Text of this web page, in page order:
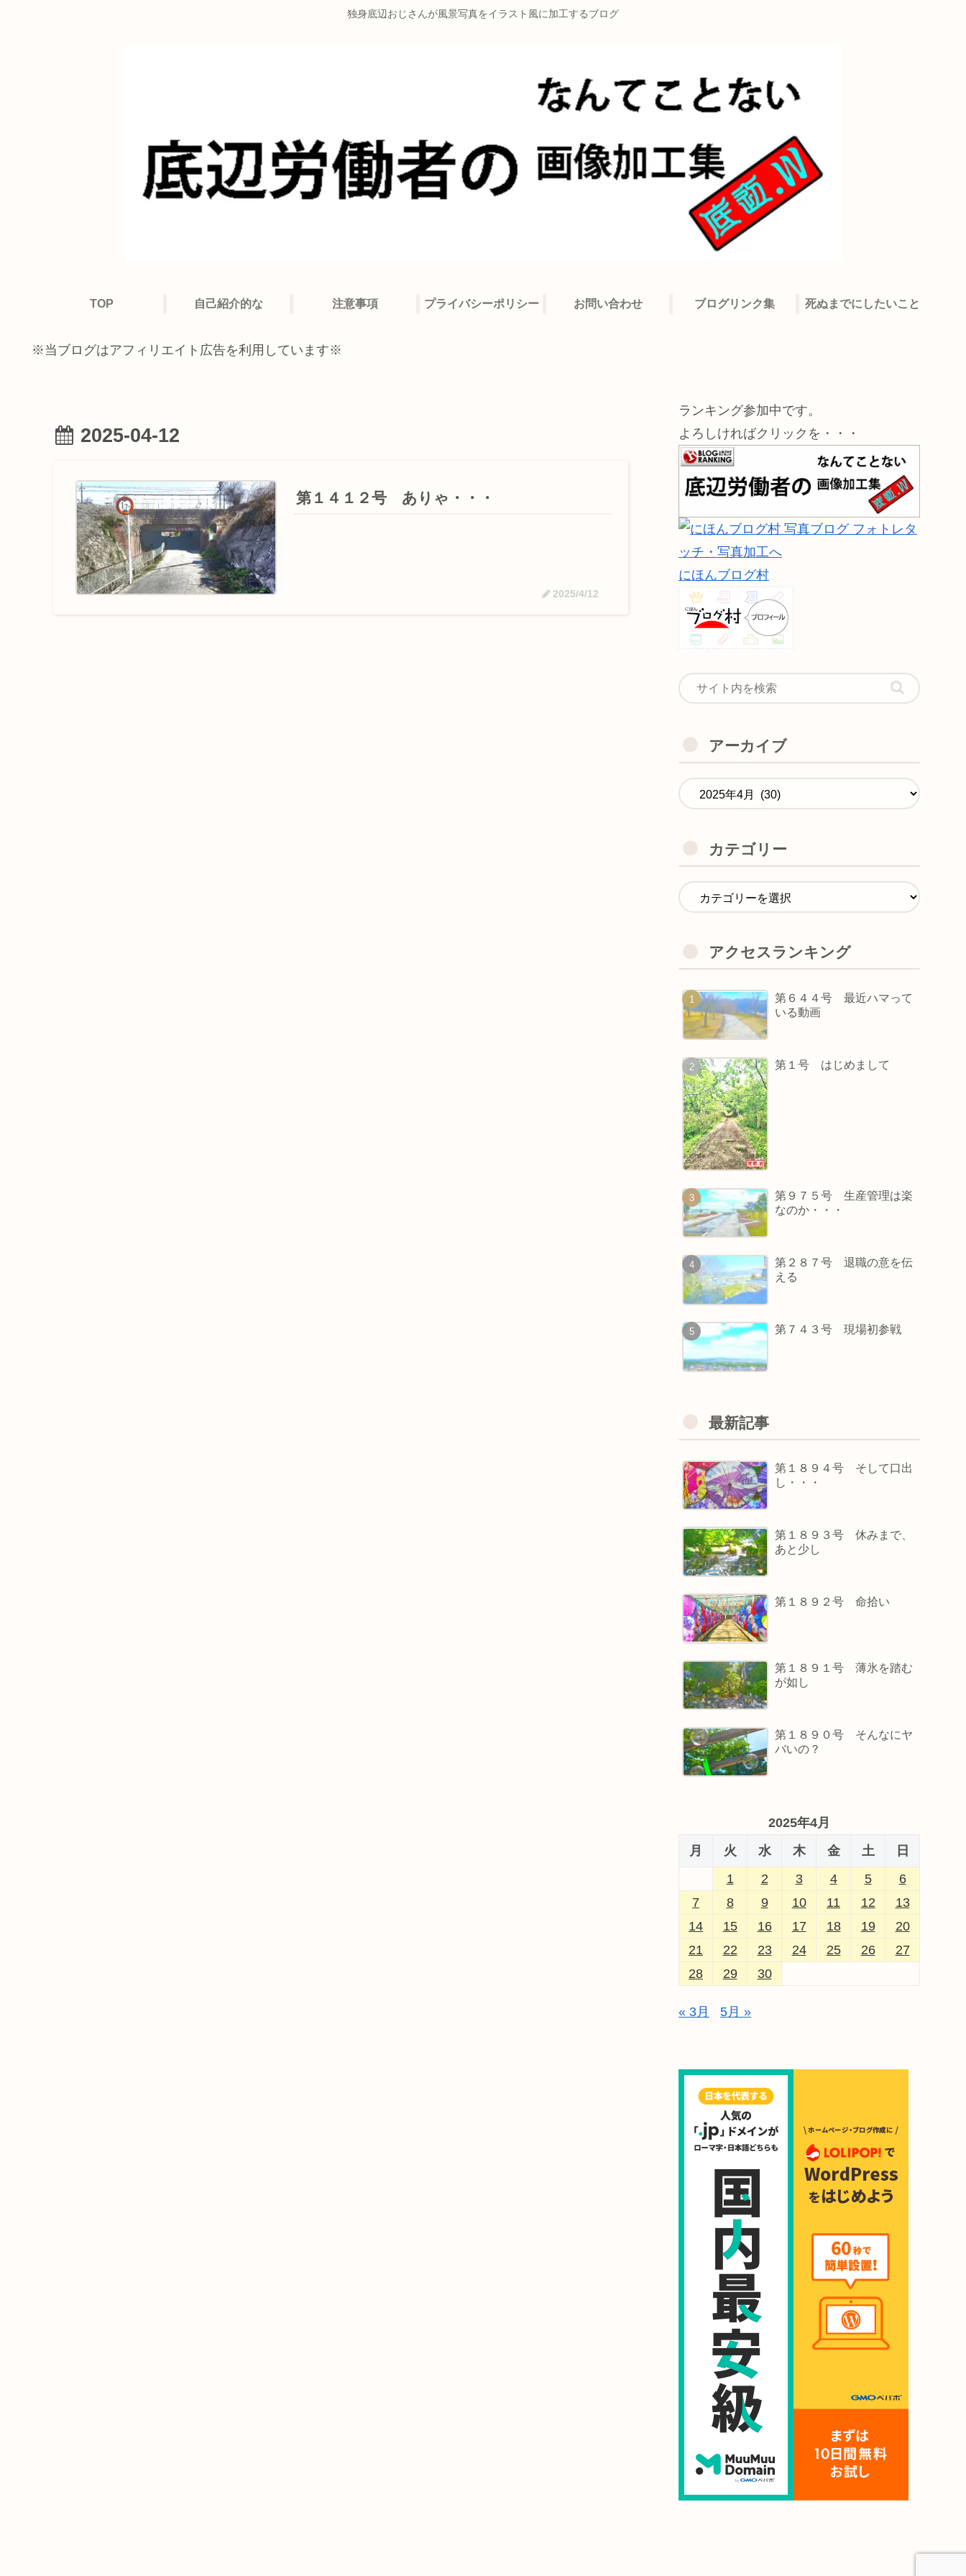
独身底辺おじさんが風景写真をイラスト風に加工するブログ
TOP 自己紹介的な 注意事項 プライバシーポリシー お問い合わせ ブログリンク集 死ぬまでにしたいこと
※当ブログはアフィリエイト広告を利用しています※
2025-04-12
第１４１２号 ありゃ・・・
2025/4/12
ランキング参加中です。
よろしければクリックを・・・
にほんブログ村
アーカイブ
カテゴリー
アクセスランキング
第６４４号 最近ハマって
いる動画
第１号 はじめまして
第９７５号 生産管理は楽
なのか・・・
第２８７号 退職の意を伝
える
第７４３号 現場初参戦
最新記事
第１８９４号 そして口出
し・・・
第１８９３号 休みまで、
あと少し
第１８９２号 命拾い
第１８９１号 薄氷を踏む
が如し
第１８９０号 そんなにヤ
バいの？
2025年4月
月
火 水 木 金 土
日
1
2 3 4 5
6
7
8 9 10 11 12
13
14
15 16 17 18 19
20
21
22 23 24 25 26
27
28
29 30
« 3月 5月 »